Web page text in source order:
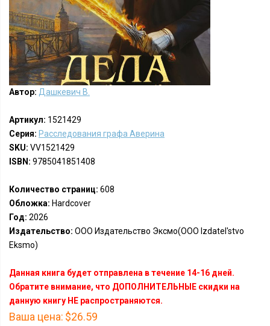
Автор: Дашкевич В.
Артикул: 1521429
Серия: Расследования графа Аверина
SKU: VV1521429
ISBN: 9785041851408
Количество страниц: 608
Обложка: Hardcover
Год: 2026
Издательство: ООО Издательство Эксмо(OOO Izdatel'stvo
Eksmo)
Данная книга будет отправлена в течение 14-16 дней.
Обратите внимание, что ДОПОЛНИТЕЛЬНЫЕ скидки на
данную книгу НЕ распространяются.
Ваша цена: $26.59